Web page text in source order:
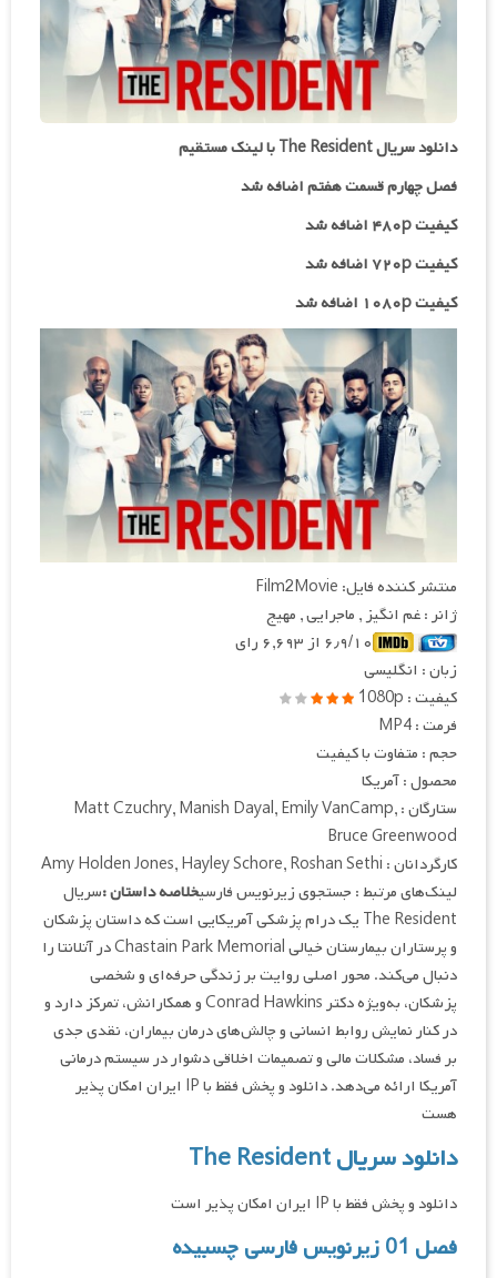
دانلود سریال The Resident با لینک مستقیم
فصل چهارم قسمت هفتم اضافه شد
کیفیت ۴۸۰p اضافه شد
کیفیت ۷۲۰p
اضافه شد
کیفیت ۱۰۸۰p اضافه شد
منتشر کننده فایل: Film2Movie
ژانر : غم انگیز , ماجرایی , مهیج
۶٫۹/۱۰ از ۶,۶۹۳ رای
زبان : انگلیسی
کیفیت : 1080p
فرمت : MP4
حجم : متفاوت با کیفیت
محصول : آمریکا
ستارگان : Matt Czuchry, Manish Dayal, Emily VanCamp,
Bruce Greenwood
کارگردانان : Amy Holden Jones, Hayley Schore, Roshan Sethi
لینک‌های مرتبط : جستجوی زیرنویس فارسیخلاصه داستان :سریال
The Resident یک درام پزشکی آمریکایی است که داستان پزشکان
و پرستاران بیمارستان خیالی Chastain Park Memorial در آتلانتا را
دنبال می‌کند. محور اصلی روایت بر زندگی حرفه‌ای و شخصی
پزشکان، به‌ویژه دکتر Conrad Hawkins و همکارانش، تمرکز دارد و
در کنار نمایش روابط انسانی و چالش‌های درمان بیماران، نقدی جدی
بر فساد، مشکلات مالی و تصمیمات اخلاقی دشوار در سیستم درمانی
آمریکا ارائه می‌دهد. دانلود و پخش فقط با IP ایران امکان پذیر
هست
دانلود سریال The Resident
دانلود و پخش فقط با IP ایران امکان پذیر است
فصل 01 زیرنویس فارسی چسبیده